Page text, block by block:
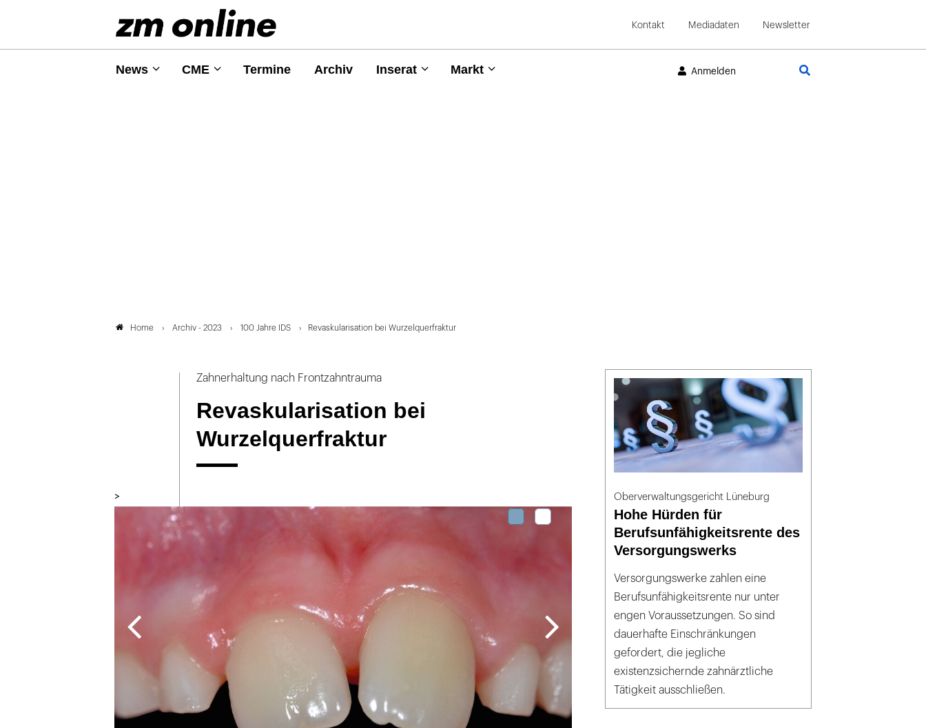
Kontakt Mediadaten Newsletter
News CME Termine Archiv Inserat Markt Anmelden
Home Archiv - 2023 100 Jahre IDS Revaskularisation bei Wurzelquerfraktur
Zahnerhaltung nach Frontzahntrauma
Revaskularisation bei
Wurzelquerfraktur
> Oberverwaltungsgericht Lüneburg
Hohe Hürden für
Berufsunfähigkeitsrente des
Versorgungswerks
Versorgungswerke zahlen eine
Berufsunfähigkeitsrente nur unter
engen Voraussetzungen. So sind
dauerhafte Einschränkungen
gefordert, die jegliche
existenzsichernde zahnärztliche
Tätigkeit ausschließen.